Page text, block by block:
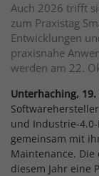
Auch 2026 trifft
zum Praxistag
Entwicklungen
praxisnahe
werden am 22.
Unterhaching, 19.
und Industrie-
gemeinsam mit
Maintenance.
diesem Jahr eine